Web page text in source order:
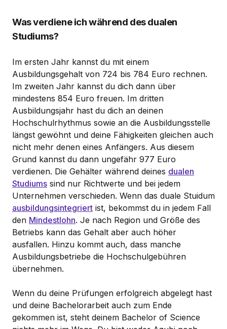
Was verdiene ich während des dualen
Studiums?
Im ersten Jahr kannst du mit einem
Ausbildungsgehalt von 724 bis 784 Euro rechnen.
Im zweiten Jahr kannst du dich dann über
mindestens 854 Euro freuen. Im dritten
Ausbildungsjahr hast du dich an deinen
Hochschulrhythmus sowie an die Ausbildungsstelle
längst gewöhnt und deine Fähigkeiten gleichen auch
nicht mehr denen eines Anfängers. Aus diesem
Grund kannst du dann ungefähr 977 Euro
verdienen. Die Gehälter während deines dualen
Studiums sind nur Richtwerte und bei jedem
Unternehmen verschieden. Wenn das duale Stuidum
ausbildungsintegriert ist, bekommst du in jedem Fall
den Mindestlohn. Je nach Region und Größe des
Betriebs kann das Gehalt aber auch höher
ausfallen. Hinzu kommt auch, dass manche
Ausbildungsbetriebe die Hochschulgebühren
übernehmen.
Wenn du deine Prüfungen erfolgreich abgelegt hast
und deine Bachelorarbeit auch zum Ende
gekommen ist, steht deinem Bachelor of Science